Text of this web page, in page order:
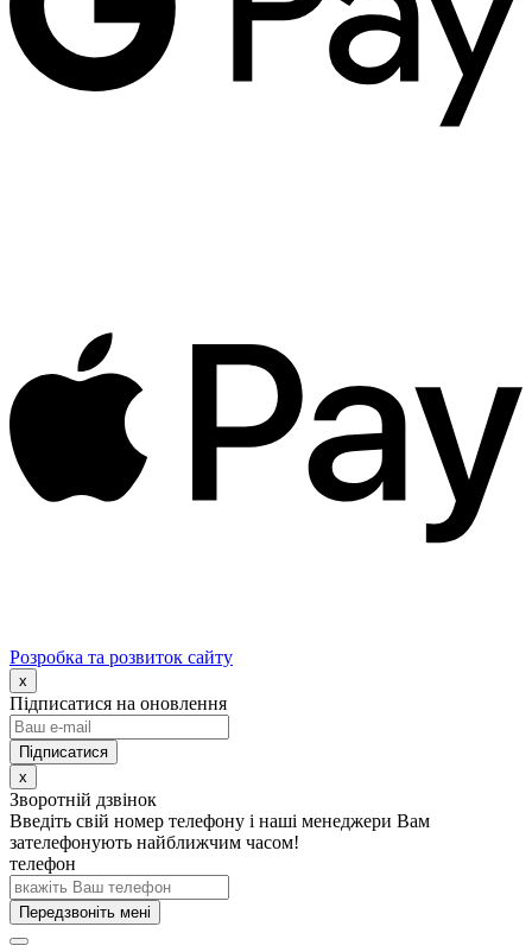
Розробка та розвиток сайту
x
Підписатися на оновлення
x
Зворотній дзвінок
Введіть свій номер телефону і наші менеджери Вам
зателефонують найближчим часом!
телефон
Передзвоніть мені